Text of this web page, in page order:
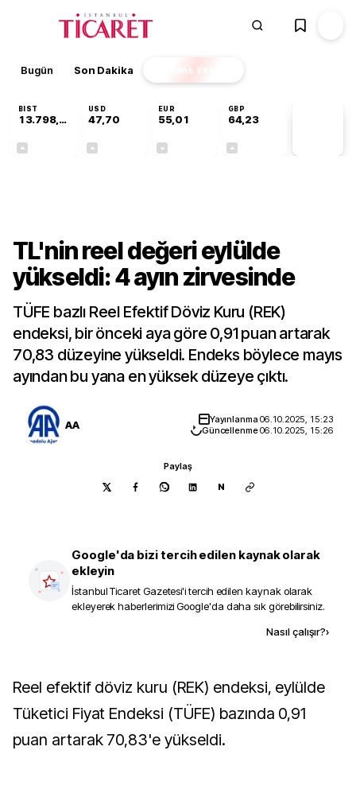
Bugün Son Dakika Finans EKSTRA
BIST
13.798,82
USD
47,70
EUR
55,01
GBP
64,23
TL'nin reel değeri eylülde
yükseldi: 4 ayın zirvesinde
TÜFE bazlı Reel Efektif Döviz Kuru (REK)
endeksi, bir önceki aya göre 0,91 puan artarak
70,83 düzeyine yükseldi. Endeks böylece mayıs
ayından bu yana en yüksek düzeye çıktı.
AA Yayınlanma06.10.2025, 15:23
Güncellenme06.10.2025, 15:26
Paylaş
N
Google'da bizi tercih edilen kaynak olarak
ekleyin
İstanbul Ticaret Gazetesi'i tercih edilen kaynak olarak
ekleyerek haberlerimizi Google'da daha sık görebilirsiniz.
Nasıl çalışır?›
Reel efektif döviz kuru (REK) endeksi, eylülde
Tüketici Fiyat Endeksi (TÜFE) bazında 0,91
puan artarak 70,83'e yükseldi.